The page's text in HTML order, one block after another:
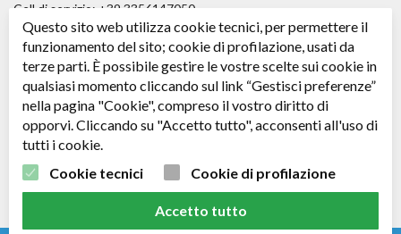
Cell di servizio: +39.3356147050
Fax.: +39.0438.656979
E-mail:angelo@promosport-srl.com
Cap. soc. € 50.000,00 i.v.
C.F. / P. IVA: 04361530266 - R.E.A. TV: 343578
Questo sito web utilizza cookie tecnici, per permettere il
funzionamento del sito; cookie di profilazione, usati da
terze parti. È possibile gestire le vostre scelte sui cookie in
qualsiasi momento cliccando sul link “Gestisci preferenze”
nella pagina "Cookie", compreso il vostro diritto di
opporvi. Cliccando su "Accetto tutto", acconsenti all'uso di
tutti i cookie.
Cookie tecnici
Cookie di profilazione
Accetto tutto